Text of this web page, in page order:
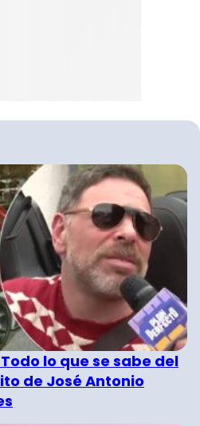
lo que se sabe del
de José Antonio